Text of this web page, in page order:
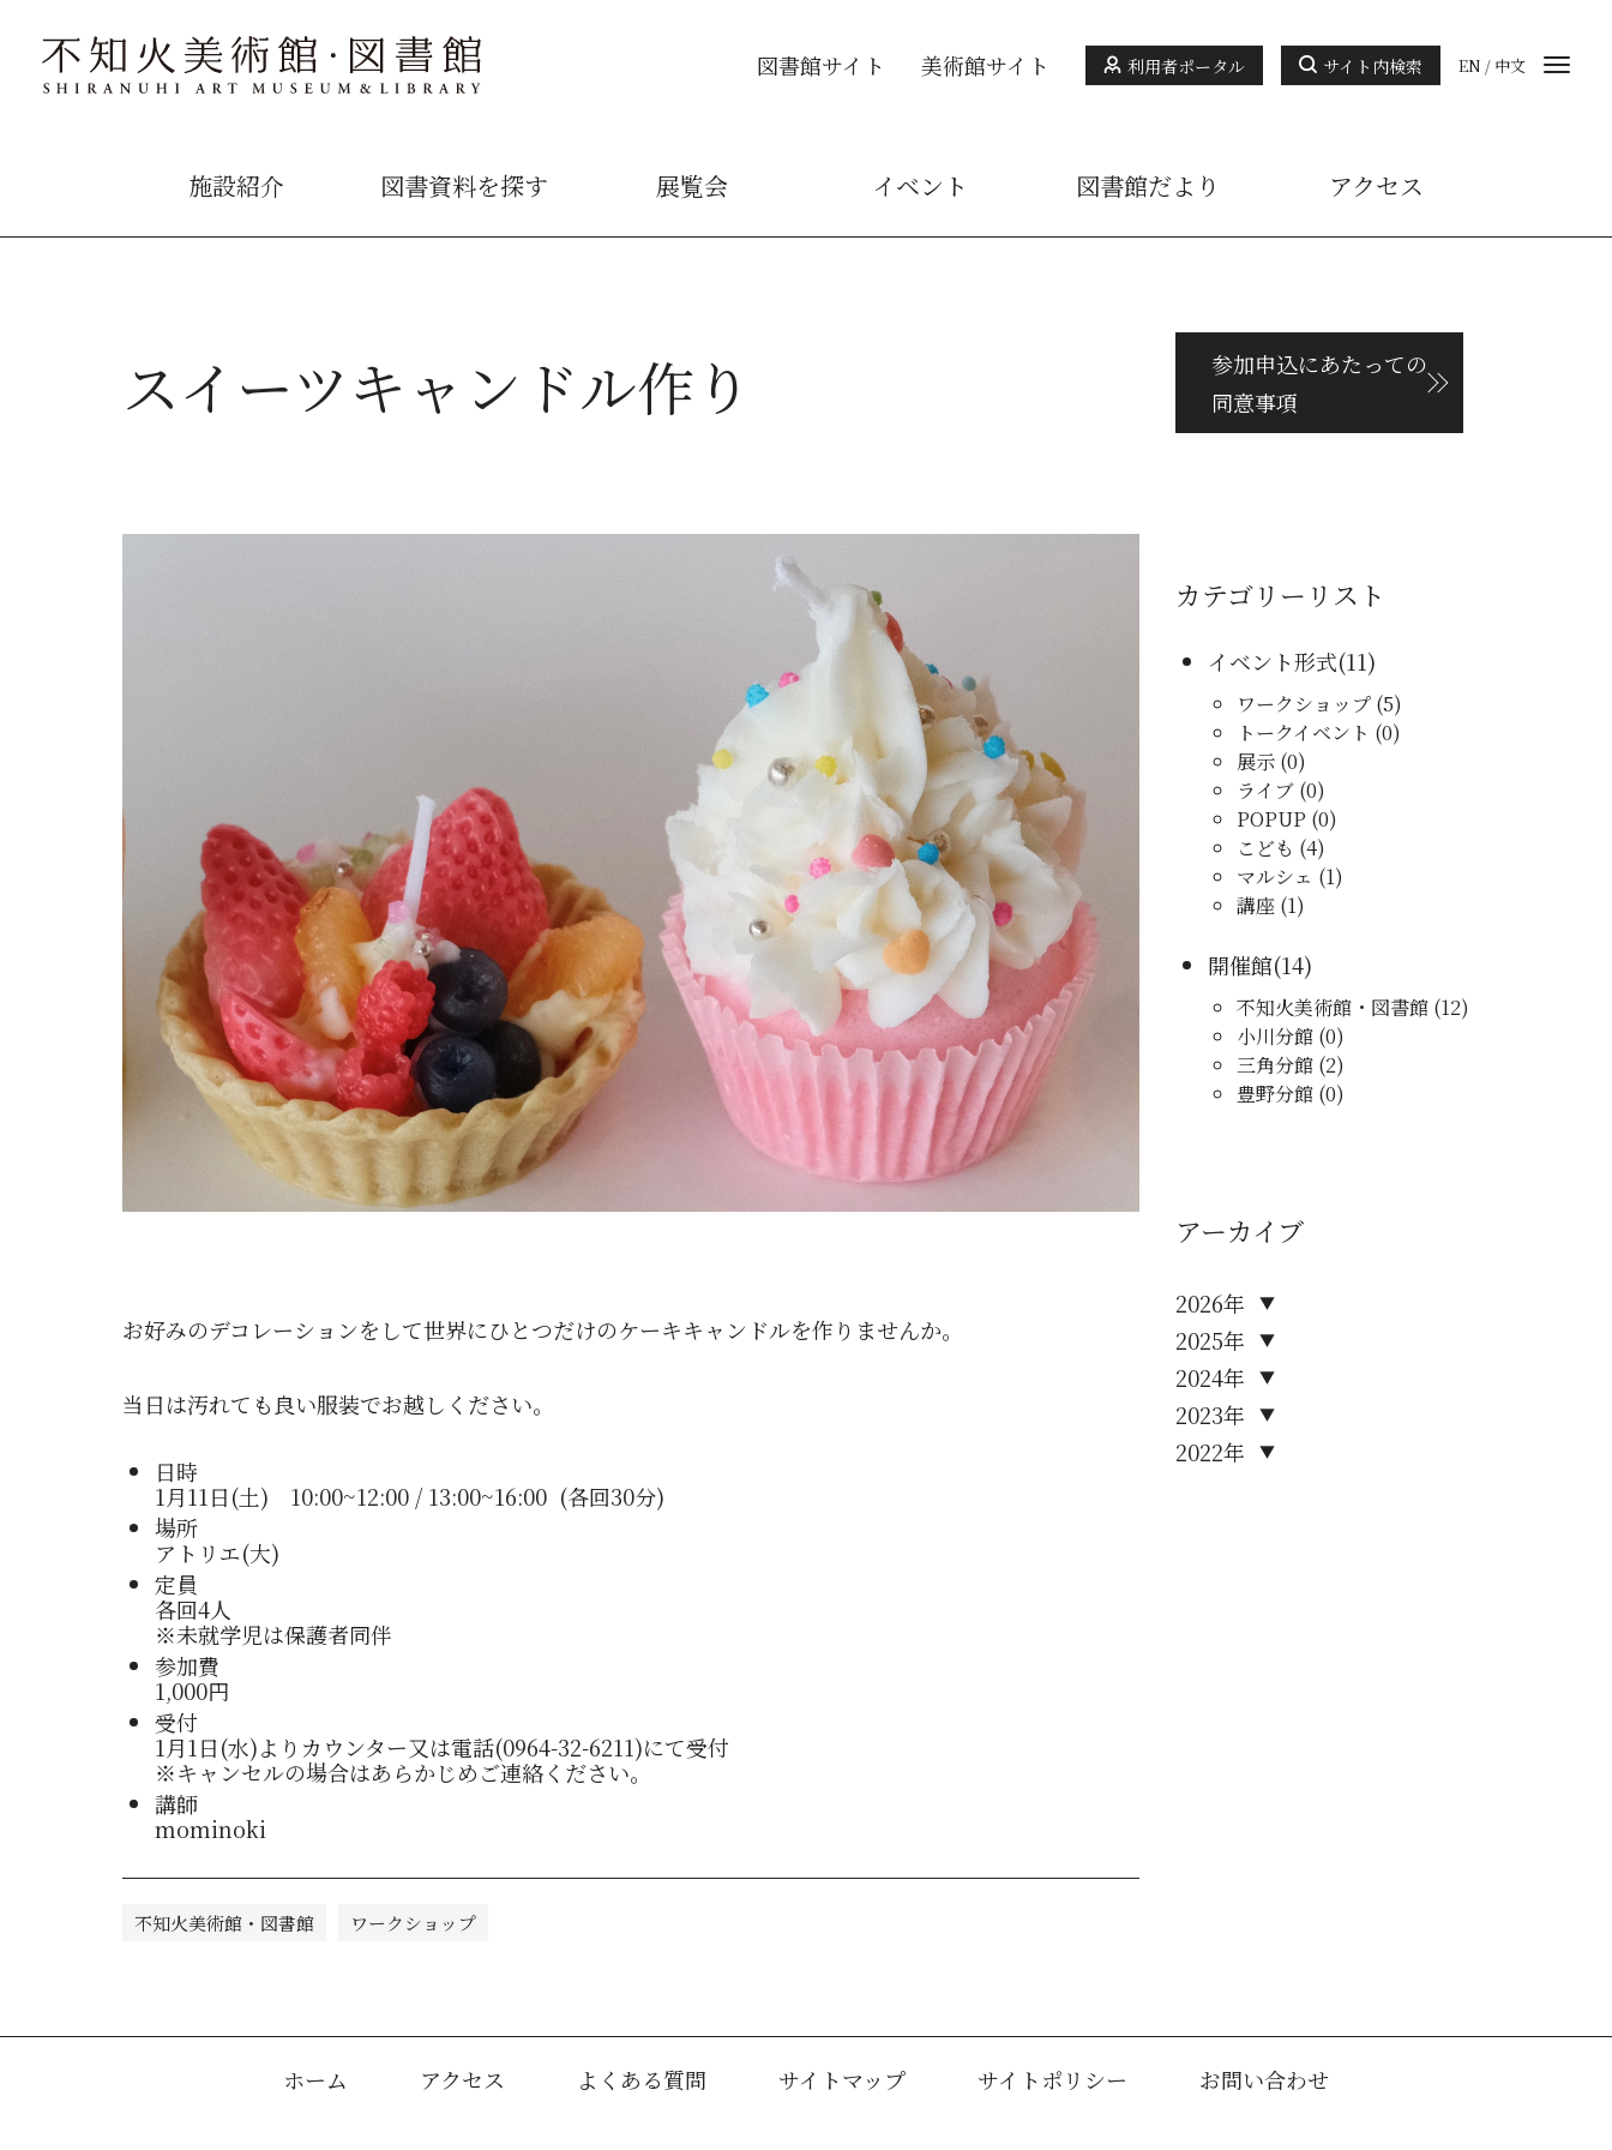
図書館サイト 美術館サイト 利用者ポータル サイト内検索 EN / 中文
施設紹介 図書資料を探す 展覧会 イベント 図書館だより アクセス
スイーツキャンドル作り
お好みのデコレーションをして世界にひとつだけのケーキキャンドルを作りませんか。
当日は汚れても良い服装でお越しください。
日時
1月11日(土) 10:00~12:00 / 13:00~16:00 (各回30分)
場所
アトリエ(大)
定員
各回4人
※未就学児は保護者同伴
参加費
1,000円
受付
1月1日(水)よりカウンター又は電話(0964-32-6211)にて受付
※キャンセルの場合はあらかじめご連絡ください。
講師
mominoki
不知火美術館・図書館 ワークショップ
参加申込にあたっての
同意事項
カテゴリーリスト
イベント形式(11)
ワークショップ (5)
トークイベント (0)
展示 (0)
ライブ (0)
POPUP (0)
こども (4)
マルシェ (1)
講座 (1)
開催館(14)
不知火美術館・図書館 (12)
小川分館 (0)
三角分館 (2)
豊野分館 (0)
アーカイブ
2022年 ▼
2023年 ▼
2024年 ▼
2025年 ▼
2026年 ▼
ホーム アクセス よくある質問 サイトマップ サイトポリシー お問い合わせ